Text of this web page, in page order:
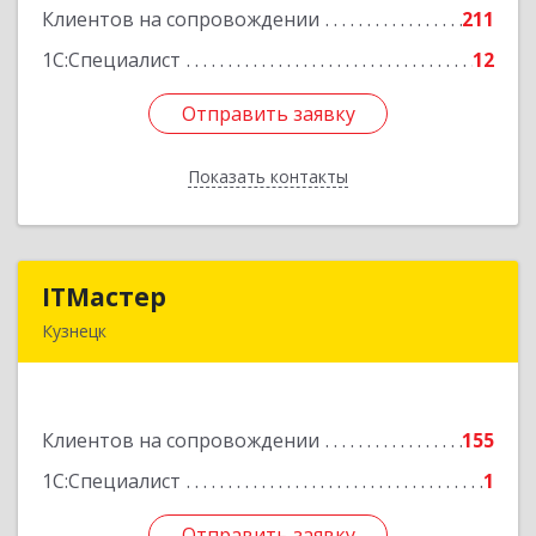
Клиентов на сопровождении
211
1С:Специалист
12
Отправить заявку
Показать контакты
Подробнее
Отправить заявку
Назад
ITМастер
Кузнецк
Клиентов на сопровождении
155
1С:Специалист
1
Подробнее